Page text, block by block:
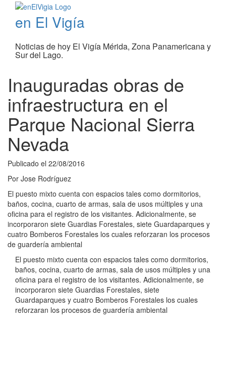
en El Vigía
Noticias de hoy El Vigía Mérida, Zona Panamericana y
Sur del Lago.
Inauguradas obras de
infraestructura en el
Parque Nacional Sierra
Nevada
Publicado el 22/08/2016
Por Jose Rodríguez
El puesto mixto cuenta con espacios tales como dormitorios,
baños, cocina, cuarto de armas, sala de usos múltiples y una
oficina para el registro de los visitantes. Adicionalmente, se
incorporaron siete Guardias Forestales, siete Guardaparques y
cuatro Bomberos Forestales los cuales reforzaran los procesos
de guardería ambiental
El puesto mixto cuenta con espacios tales como dormitorios,
baños, cocina, cuarto de armas, sala de usos múltiples y una
oficina para el registro de los visitantes. Adicionalmente, se
incorporaron siete Guardias Forestales, siete
Guardaparques y cuatro Bomberos Forestales los cuales
reforzaran los procesos de guardería ambiental